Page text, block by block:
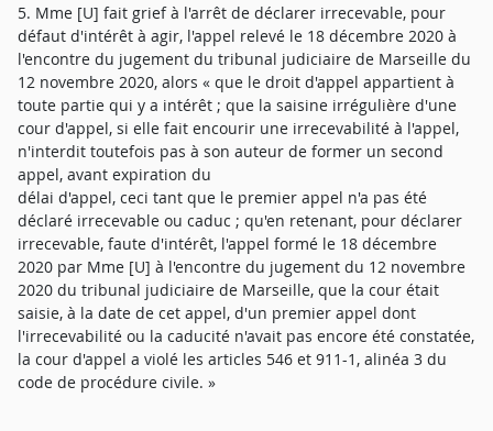
5. Mme [U] fait grief à l'arrêt de déclarer irrecevable, pour
défaut d'intérêt à agir, l'appel relevé le 18 décembre 2020 à
l'encontre du jugement du tribunal judiciaire de Marseille du
12 novembre 2020, alors « que le droit d'appel appartient à
toute partie qui y a intérêt ; que la saisine irrégulière d'une
cour d'appel, si elle fait encourir une irrecevabilité à l'appel,
n'interdit toutefois pas à son auteur de former un second
appel, avant expiration du
délai d'appel, ceci tant que le premier appel n'a pas été
déclaré irrecevable ou caduc ; qu'en retenant, pour déclarer
irrecevable, faute d'intérêt, l'appel formé le 18 décembre
2020 par Mme [U] à l'encontre du jugement du 12 novembre
2020 du tribunal judiciaire de Marseille, que la cour était
saisie, à la date de cet appel, d'un premier appel dont
l'irrecevabilité ou la caducité n'avait pas encore été constatée,
la cour d'appel a violé les articles 546 et 911-1, alinéa 3 du
code de procédure civile. »